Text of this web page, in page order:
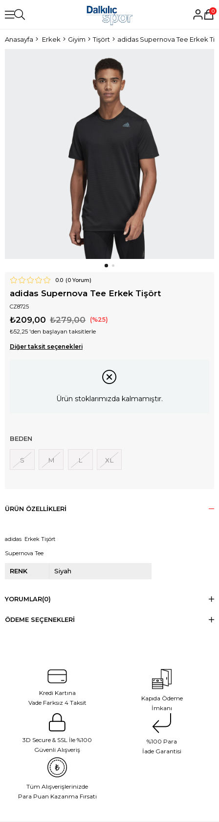
0
Anasayfa Erkek Giyim Tişört adidas Supernova Tee Erkek
0.0 (0Yorum)
adidas Supernova Tee Erkek Tişört
CZ8725
₺279,00
₺209,00 25
₺52,25 'den başlayan taksitlerle
Diğer taksit seçenekleri
Ürün stoklarımızda kalmamıştır.
BEDEN
S M L XL
ÜRÜN ÖZELLIKLERI
adidas Erkek Tişört
Supernova Tee
RENK Siyah
YORUMLAR(0)
ÖDEME SEÇENEKLERI
Kredi Kartına
Vade Farksız 4 Taksit
Kapıda Ödeme
İmkanı
3D Secure & SSL İle %100
Güvenli Alışveriş
%100 Para
İade Garantisi
Tüm Alışverişlerinizde
Para Puan Kazanma Fırsatı